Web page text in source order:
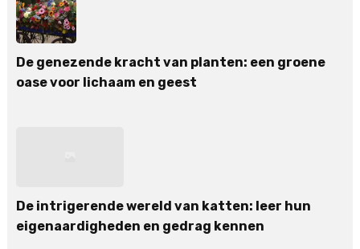
De genezende kracht van planten: een groene
oase voor lichaam en geest
De intrigerende wereld van katten: leer hun
eigenaardigheden en gedrag kennen